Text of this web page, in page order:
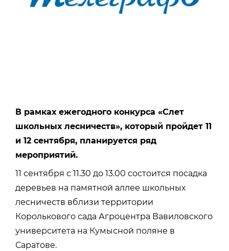
В рамках ежегодного конкурса «Слет
школьных лесничеств», который пройдет 11
и 12 сентября, планируется ряд
мероприятий.
11 сентября с 11.30 до 13.00 состоится посадка
деревьев на памятной аллее школьных
лесничеств вблизи территории
Королькового сада Агроцентра Вавиловского
университета на Кумысной поляне в
Саратове.